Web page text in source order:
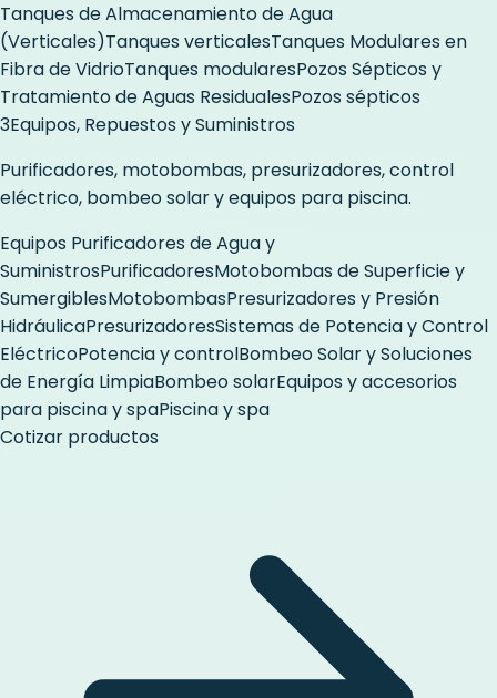
Tanques de Almacenamiento de Agua
(Verticales)Tanques verticalesTanques Modulares en
Fibra de VidrioTanques modularesPozos Sépticos y
Tratamiento de Aguas ResidualesPozos sépticos
3Equipos, Repuestos y Suministros
Purificadores, motobombas, presurizadores, control
eléctrico, bombeo solar y equipos para piscina.
Equipos Purificadores de Agua y
SuministrosPurificadoresMotobombas de Superficie y
SumergiblesMotobombasPresurizadores y Presión
HidráulicaPresurizadoresSistemas de Potencia y Control
EléctricoPotencia y controlBombeo Solar y Soluciones
de Energía LimpiaBombeo solarEquipos y accesorios
para piscina y spaPiscina y spa
Cotizar productos